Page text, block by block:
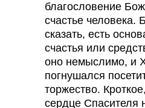
благословение
счастье человека.
сказать, есть
счастья или
оно немыслимо, и
погнушался
торжество.
сердце Спасителя